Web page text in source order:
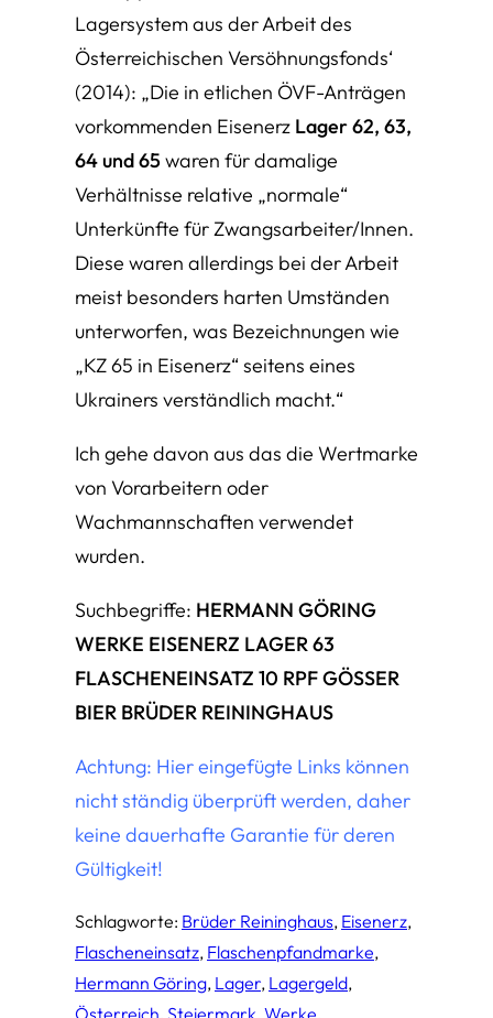
Lagersystem aus der Arbeit des
Österreichischen Versöhnungsfonds‘
(2014): „Die in etlichen ÖVF-Anträgen
vorkommenden Eisenerz Lager 62, 63,
64 und 65waren für damalige
Verhältnisse relative „normale“
Unterkünfte für Zwangsarbeiter/Innen.
Diese waren allerdings bei der Arbeit
meist besonders harten Umständen
unterworfen, was Bezeichnungen wie
„KZ 65 in Eisenerz“ seitens eines
Ukrainers verständlich macht.“
Ich gehe davon aus das die Wertmarke
von Vorarbeitern oder
Wachmannschaften verwendet
wurden.
Suchbegriffe: HERMANN GÖRING
WERKE EISENERZ LAGER 63
FLASCHENEINSATZ 10 RPF GÖSSER
BIER BRÜDER REININGHAUS
Achtung: Hier eingefügte Links können
nicht ständig überprüft werden, daher
keine dauerhafte Garantie für deren
Gültigkeit!
Schlagworte: Brüder Reininghaus, Eisenerz
Flascheneinsatz, Flaschenpfandmarke
Hermann Göring, Lager, Lagergeld